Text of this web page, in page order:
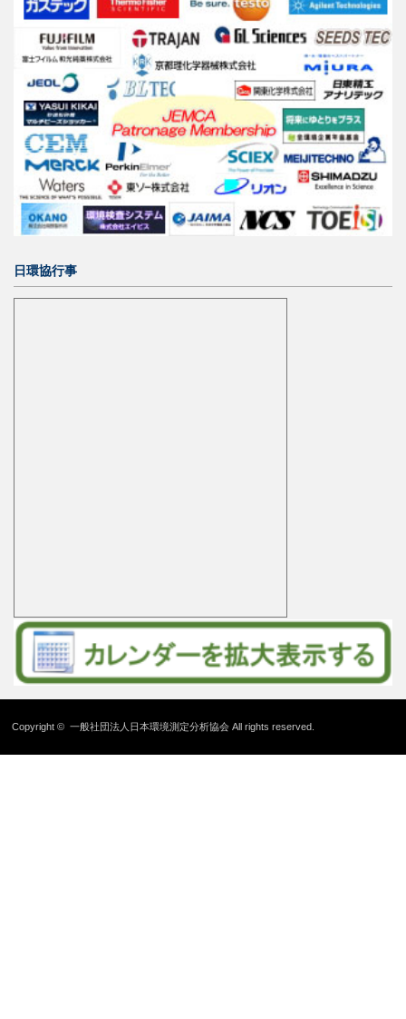
日環協行事
Copyright ©一般社団法人日本環境測定分析協会 All rights reserved.